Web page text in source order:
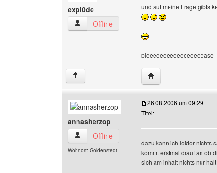
expl0de
expl0de Benutzer-Profile anzeigen
Offline
und auf meine Frage gibts
pleeeeeeeeeeeeeeeeease
↑ Website dieses
annasherzop
annasherzop Benutzer-Profile anzeigen
Offline
Wohnort: Goldenstedt
26.08.2006 um 09:29
Titel:
dazu kann ich leider nichts
kommt erstmal drauf an ob
sich am inhalt nichts nur